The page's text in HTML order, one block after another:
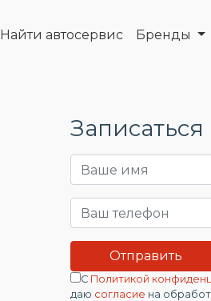
Найти автосервис Бренды
С Политикой
даю согласие на